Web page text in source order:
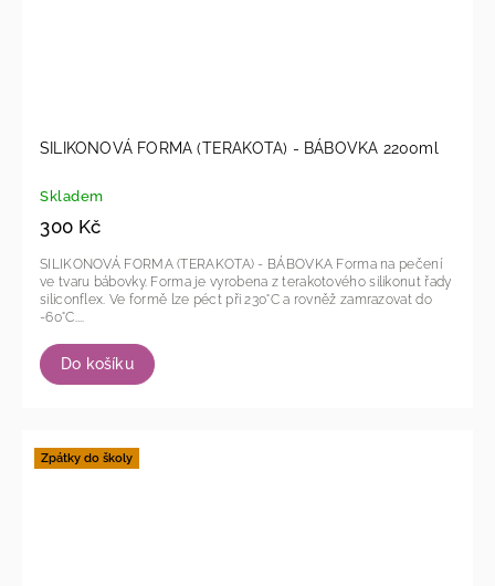
SILIKONOVÁ FORMA (TERAKOTA) - BÁBOVKA 2200ml
Skladem
300 Kč
Do košíku
SILIKONOVÁ FORMA (TERAKOTA) - BÁBOVKA Forma na pečení
ve tvaru bábovky. Forma je vyrobena z terakotového silikonut řady
siliconflex. Ve formě lze péct při 230°C a rovněž zamrazovat do
-60°C....
Zpátky do školy